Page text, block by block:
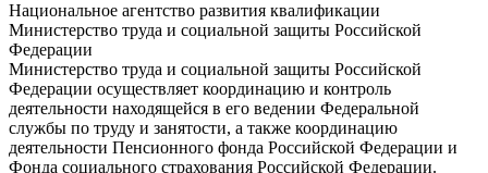
Национальное агентство развития квалификации
Министерство труда и социальной защиты Российской
Федерации
Министерство труда и социальной защиты Российской
Федерации осуществляет координацию и контроль
деятельности находящейся в его ведении Федеральной
службы по труду и занятости, а также координацию
деятельности Пенсионного фонда Российской Федерации и
Фонда социального страхования Российской Федерации.